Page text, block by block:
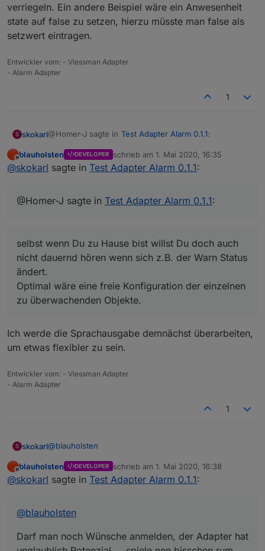
verriegeln. Ein andere Beispiel wäre ein Anwesenheit
state auf false zu setzen, hierzu müsste man false als
setzwert eintragen.
Entwickler vom: - Viessman Adapter
- Alarm Adapter
1
S skokarl@Homer-J sagte in Test Adapter Alarm 0.1.1:
Hallo @ blauholstenDie Sprachausgabe macht ja
soll heißen eigentlich brauche ich wenn ich die
richtig sinn macht es wenn ich jetzt die Nachtruhe
einschalte und dann eine Sprachausgabe kommt
möchte ich ja den Status hören, oder es ändert
sich bei Nachruhe der Status eines Fensters bei
Ich habe die Sprachausgabe z.B. auch an die
Anwesenheit gekoppelt das nur bei Anwesenheit
dauernd hören wenn sich z.B. der Warn Status ändert.
Optimal wäre eine freie Konfiguration der einzelnen zu
Offline
blauholsten DEVELOPER schrieb am 1. Mai 2020, 16:35
zuletzt editiert von
@skokarl sagte in Test Adapter Alarm 0.1.1:
@Homer-J sagte in Test Adapter Alarm 0.1.1:
selbst wenn Du zu Hause bist willst Du doch auch
nicht dauernd hören wenn sich z.B. der Warn Status
ändert.
Optimal wäre eine freie Konfiguration der einzelnen
zu überwachenden Objekte.
Ich werde die Sprachausgabe demnächst überarbeiten,
um etwas flexibler zu sein.
Entwickler vom: - Viessman Adapter
- Alarm Adapter
1
S skokarl@blauholsten
Darf man noch Wünsche anmelden, der Adapter hat
unglaublich Potenzial.....spiele nen bisschen rum,
Offline
blauholsten DEVELOPER schrieb am 1. Mai 2020, 16:38
zuletzt editiert von
@skokarl sagte in Test Adapter Alarm 0.1.1:
@blauholsten
Darf man noch Wünsche anmelden, der Adapter hat